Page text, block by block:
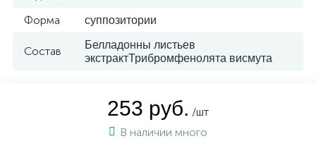
Форма суппозитории
Состав
Белладонны листьев
экстрактТрибромфенолята висмута
253 руб. /шт
В наличии много